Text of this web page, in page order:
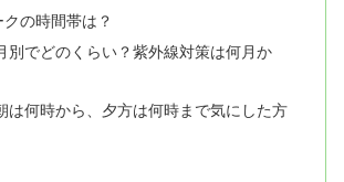
の時間帯は？
別でどのくらい？紫外線対策は何月か
は何時から、夕方は何時まで気にした方